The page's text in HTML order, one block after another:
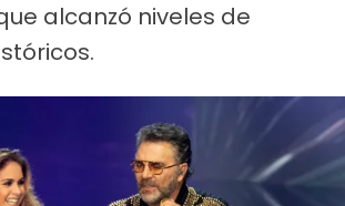
alcanzó niveles de